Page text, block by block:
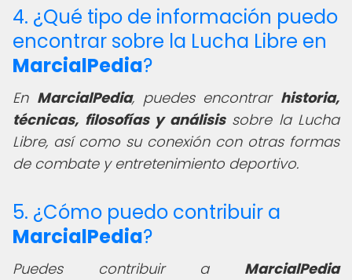
4. ¿Qué tipo de información puedo
encontrar sobre la Lucha Libre en
MarcialPedia?
En MarcialPedia, puedes encontrar historia,
técnicas, filosofías y análisissobre la Lucha
Libre, así como su conexión con otras formas
de combate y entretenimiento deportivo.
5. ¿Cómo puedo contribuir a
MarcialPedia?
Puedes contribuir a MarcialPedia